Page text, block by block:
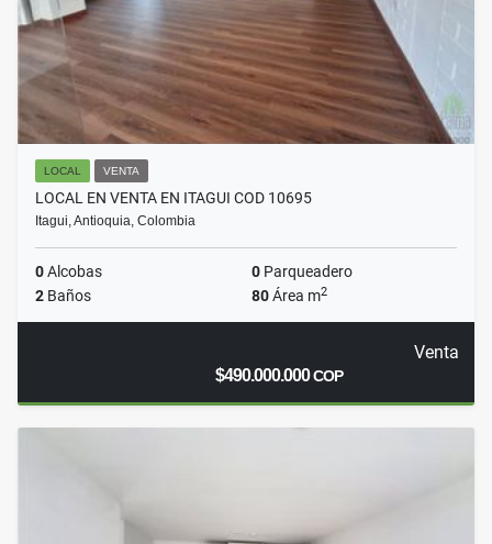
LOCAL VENTA
LOCAL EN VENTA EN ITAGUI COD 10695
Itagui, Antioquia, Colombia
0Alcobas 0 Parqueadero
2 Baños 80Área m2
Venta
$490.000.000COP